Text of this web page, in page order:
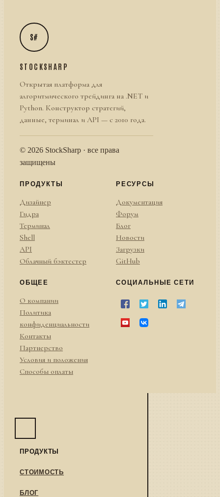
S#
STOCKSHARP
Открытая платформа для
алгоритмического трейдинга на .NET и
Python. Конструктор стратегий,
данные, терминал и API — с 2010 года.
© 2026 StockSharp · все права
защищены
ПРОДУКТЫ
Дизайнер
Гидра
Терминал
Shell
API
Облачный бэктестер
РЕСУРСЫ
Документация
Форум
Блог
Новости
Загрузки
GitHub
ОБЩЕЕ
О компании
Политика
конфиденциальности
Контакты
Партнерство
Условия и положения
Способы оплаты
СОЦИАЛЬНЫЕ СЕТИ
ПРОДУКТЫ
СТОИМОСТЬ
БЛОГ